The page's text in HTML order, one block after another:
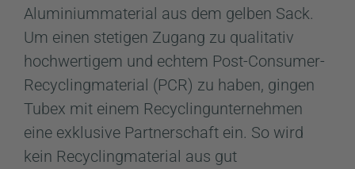
Aluminiummaterial aus dem gelben Sack.
Um einen stetigen Zugang zu qualitativ
hochwertigem und echtem Post-Consumer-
Recyclingmaterial (PCR) zu haben, gingen
Tubex mit einem Recyclingunternehmen
eine exklusive Partnerschaft ein. So wird
kein Recyclingmaterial aus gut